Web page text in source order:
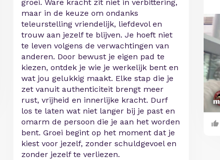
groei. Ware kracht zit niet in verbittering,
maar in de keuze om ondanks
teleurstelling vriendelijk, liefdevol en
trouw aan jezelf te blijven. Je hoeft niet
te leven volgens de verwachtingen van
anderen. Door bewust je eigen pad te
kiezen, ontdek je wie je werkelijk bent en
wat jou gelukkig maakt. Elke stap die je
zet vanuit authenticiteit brengt meer
rust, vrijheid en innerlijke kracht. Durf
los te laten wat niet langer bij je past en
omarm de persoon die je aan het worden
bent. Groei begint op het moment dat je
kiest voor jezelf, zonder schuldgevoel en
zonder jezelf te verliezen.